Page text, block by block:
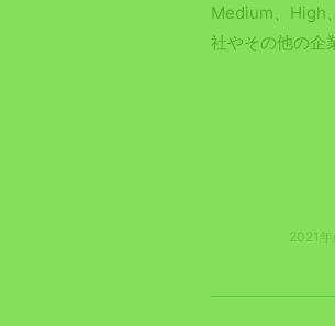
Medium、High
社やその他の企
2021